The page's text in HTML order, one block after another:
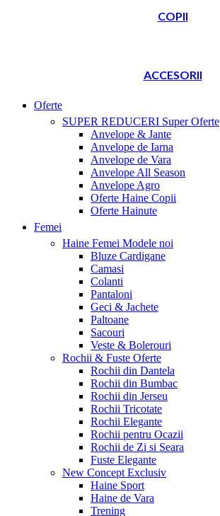
COPII
ACCESORII
Oferte
SUPER REDUCERI Super Oferte
Anvelope & Jante
Anvelope de Iarna
Anvelope de Vara
Anvelope All Season
Anvelope Agro
Oferte Haine Copii
Oferte Hainute
Femei
Haine Femei Modele noi
Bluze Cardigane
Camasi
Colanti
Pantaloni
Geci & Jachete
Paltoane
Sacouri
Veste & Bolerouri
Rochii & Fuste Oferte
Rochii din Dantela
Rochii din Bumbac
Rochii din Jerseu
Rochii Tricotate
Rochii Elegante
Rochii pentru Ocazii
Rochii de Zi si Seara
Fuste Elegante
New Concept Exclusiv
Haine Sport
Haine de Vara
Trening